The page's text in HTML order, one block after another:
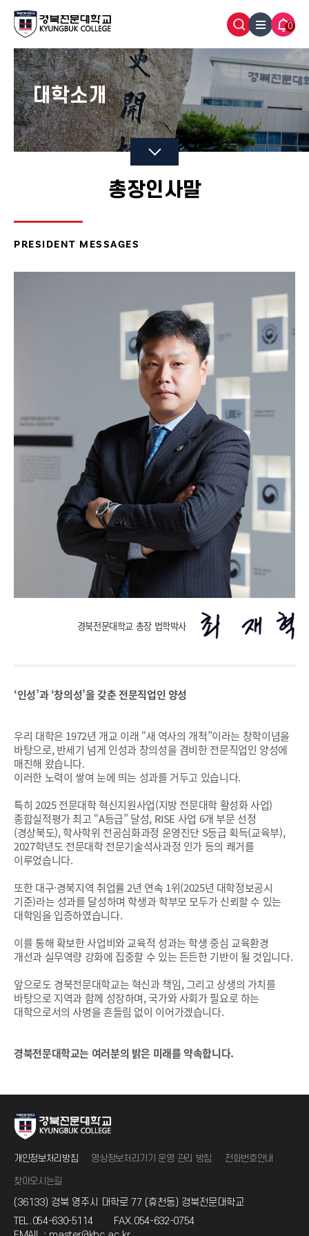
0
대학소개
총장인사말
PRESIDENT MESSAGES
경북전문대학교 총장 법학박사
‘인성’과‘창의성’을 갖춘 전문직업인 양성
우리 대학은 1972년 개교 이래 “새 역사의 개척”이라는 창학이념을
바탕으로, 반세기 넘게 인성과 창의성을 겸비한 전문직업인 양성에
매진해 왔습니다.
이러한 노력이 쌓여 눈에 띄는 성과를 거두고 있습니다.
특히 2025 전문대학 혁신지원사업(지방 전문대학 활성화 사업)
종합실적평가 최고 “A등급” 달성, RISE 사업 6개 부문 선정
(경상북도), 학사학위 전공심화과정 운영진단 S등급 획득(교육부),
2027학년도 전문대학 전문기술석사과정 인가 등의 쾌거를
이루었습니다.
또한 대구·경북지역 취업률 2년 연속 1위(2025년 대학정보공시
기준)라는 성과를 달성하며 학생과 학부모 모두가 신뢰할 수 있는
대학임을 입증하였습니다.
이를 통해 확보한 사업비와 교육적 성과는 학생 중심 교육환경
개선과 실무역량 강화에 집중할 수 있는 든든한 기반이 될 것입니다.
앞으로도 경북전문대학교는 혁신과 책임, 그리고 상생의 가치를
바탕으로 지역과 함께 성장하며, 국가와 사회가 필요로 하는
대학으로서의 사명을 흔들림 없이 이어가겠습니다.
경북전문대학교는 여러분의 밝은 미래를 약속합니다.
개인정보처리방침 영상정보처리기기 운영 관리 방침 전화번호안내
찾아오시는길
(36133) 경북 영주시 대학로 77 (휴천동) 경북전문대학교
TEL.054-630-5114 FAX.054-632-0754